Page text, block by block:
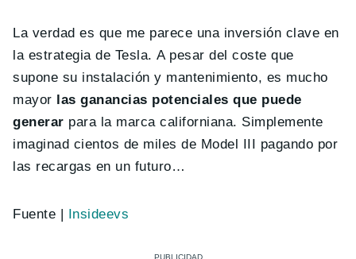
La verdad es que me parece una inversión clave en
la estrategia de Tesla. A pesar del coste que
supone su instalación y mantenimiento, es mucho
mayor las ganancias potenciales que puede
generar para la marca californiana. Simplemente
imaginad cientos de miles de Model III pagando por
las recargas en un futuro…
Fuente | Insideevs